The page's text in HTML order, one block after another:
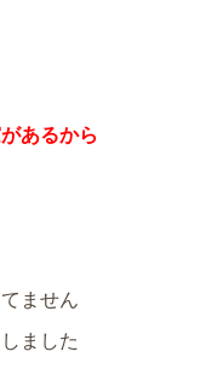
あるから
ません
ました